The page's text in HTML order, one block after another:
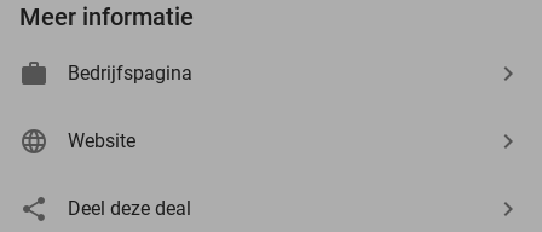
Meer informatie
Bedrijfspagina
Website
Deel deze deal